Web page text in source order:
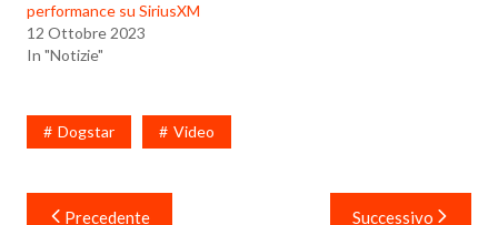
performance su SiriusXM
12 Ottobre 2023
In "Notizie"
Dogstar Video
Navigazione
Precedente Successivo